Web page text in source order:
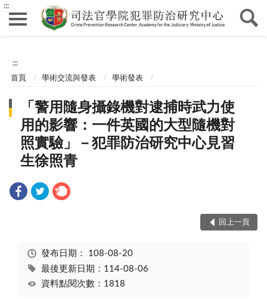
:::
:::
首頁 學術交流與發表 學術發表
「警用隨身攝錄機對逮捕時武力使
用的影響：一件英國的大型隨機對
照實驗」－犯罪防治研究中心見習
生徐照青
回上一頁
發布日期： 108-08-20
最後更新日期：114-08-06
資料點閱次數：1818